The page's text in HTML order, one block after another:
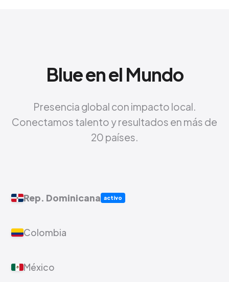
Blue en el Mundo
Presencia global con impacto local.
Conectamos talento y resultados en más de
20 países.
Rep. Dominicana activo
Colombia
México